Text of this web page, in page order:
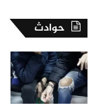
حوادث